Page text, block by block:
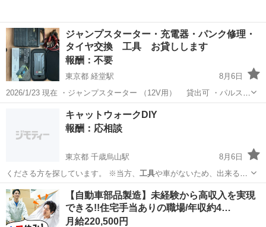
ジャンプスターター・充電器・パンク修理・
タイヤ交換 工具 お貸しします
報酬：不要
東京都 経堂駅
8月6日
2026/1/23 現在 ・ジャンプスターター （12V用） 貸出可 ・パルス充
電器 貸出可 ・鉛バッテリー充電器 貸出可 ・電動空気入れ 貸出
可 ・トルクレンチ 貸出可 ・バッテリー診断器 貸出可...
世田谷区 経堂駅 貸したい
キャットウォークDIY
報酬：応相談
東京都 千歳烏山駅
8月6日
くださる方を探しています。 ※当方、 工具や車がないため、出来るだ
け今あるもので…
東京 世田谷区 千歳烏山駅 手伝って/助けて DIY
【自動車部品製造】未経験から高収入を実現
できる!!住宅手当ありの職場/年収約4…
月給220,500円